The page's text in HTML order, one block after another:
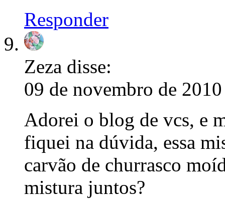
Responder
Zeza disse:
09 de novembro de
Adorei o blog de vcs, e
fiquei na dúvida, essa
carvão de churrasco
mistura juntos?